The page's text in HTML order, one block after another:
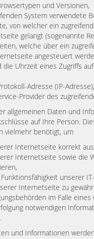
und Versionen,
System verwendete
von welcher ein
gelangt (sogenannte
welche über ein
angesteuert
die Uhrzeit eines Zugriffs
Adresse (IP-Adresse),
Provider des
allgemeinen Daten und
auf Ihre Person.
vielmehr benötigt, um
Internetseite korrekt
Internetseite sowie die
unserer
Internetseite zu
im Falle eines
notwendigen
und Informationen